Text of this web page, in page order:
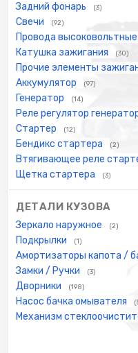
Задний фонарь (3)
Свечи (92)
Провода высоковольтные
Катушка зажигания (30)
Прочие элементы
Аккумулятор (97)
Генератор (14)
Реле регулятор
Стартер (12)
Бендикс стартера (2)
Втягивающее реле
Щетка стартера (3)
ДЕТАЛИ КУЗОВА
Зеркало наружное (2)
Подкрылки (1)
Амортизаторы капота /
Замки / Ручки (3)
Дворники (198)
Насос бачка омывателя
Механизм